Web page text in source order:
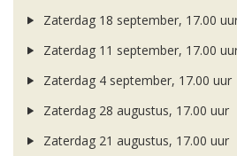
Zaterdag 18 september, 17.00
Zaterdag 11 september, 17.00
Zaterdag 4 september, 17.00 uur
Zaterdag 28 augustus, 17.00 uur
Zaterdag 21 augustus, 17.00 uur